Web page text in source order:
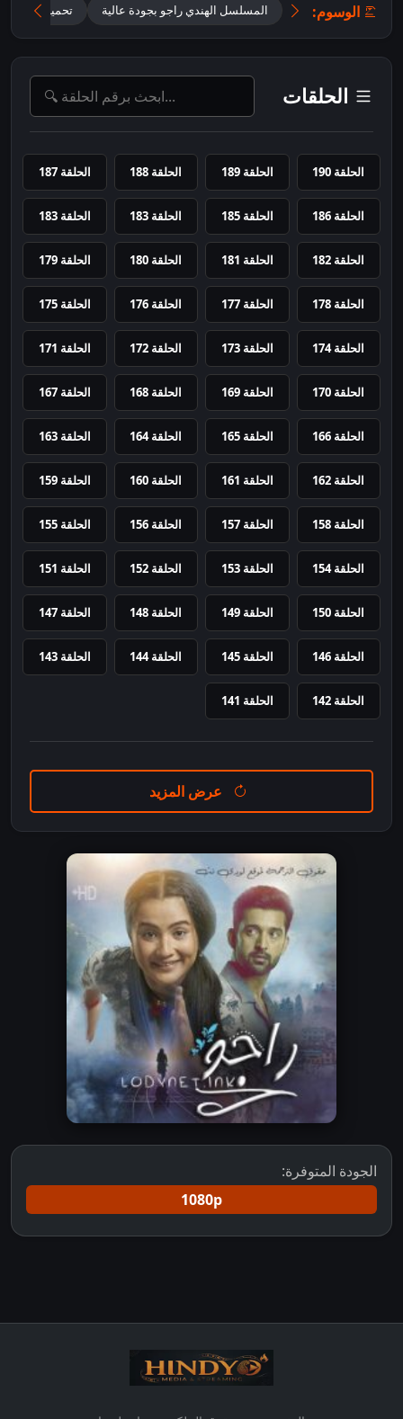
الوسوم: المسلسل الهندي راجو بجودة عالية تحميل مسلسل
الحلقات
الحلقة 190 الحلقة 189 الحلقة 188 الحلقة 187
الحلقة 186 الحلقة 185 الحلقة 183 الحلقة 183
الحلقة 182 الحلقة 181 الحلقة 180 الحلقة 179
الحلقة 178 الحلقة 177 الحلقة 176 الحلقة 175
الحلقة 174 الحلقة 173 الحلقة 172 الحلقة 171
الحلقة 170 الحلقة 169 الحلقة 168 الحلقة 167
الحلقة 166 الحلقة 165 الحلقة 164 الحلقة 163
الحلقة 162 الحلقة 161 الحلقة 160 الحلقة 159
الحلقة 158 الحلقة 157 الحلقة 156 الحلقة 155
الحلقة 154 الحلقة 153 الحلقة 152 الحلقة 151
الحلقة 150 الحلقة 149 الحلقة 148 الحلقة 147
الحلقة 146 الحلقة 145 الحلقة 144 الحلقة 143
الحلقة 142 الحلقة 141
عرض المزيد
الجودة المتوفرة:
1080p